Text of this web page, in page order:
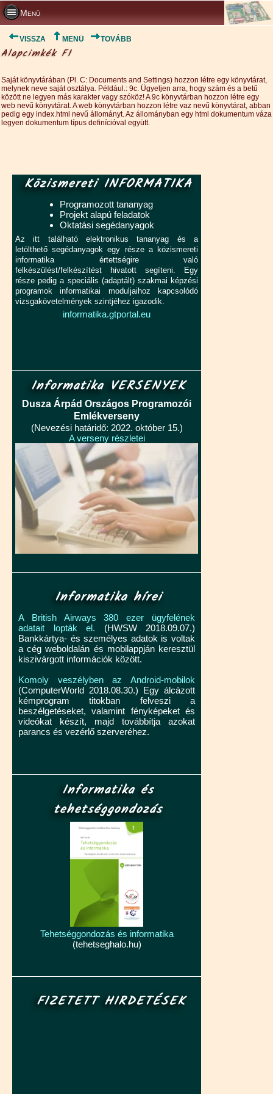
Menü
VISSZA MENÜ TOVÁBB
Alapcimkék F1
Saját könyvtárában (Pl. C: Documents and Settings) hozzon létre egy könyvtárat,
melynek neve saját osztálya. Például.: 9c. Ügyeljen arra, hogy szám és a betű
között ne legyen más karakter vagy szóköz! A 9c könyvtárban hozzon létre egy
web nevű könyvtárat. A web könyvtárban hozzon létre vaz nevű könyvtárat, abban
pedig egy index.html nevű állományt. Az állományban egy html dokumentum váza
legyen dokumentum típus definícióval együtt.
Közismereti INFORMATIKA
Programozott tananyag
Projekt alapú feladatok
Oktatási segédanyagok
Az itt található elektronikus tananyag és a
letölthető segédanyagok egy része a közismereti
informatika értettségire való
felkészülést/felkészítést hivatott segíteni. Egy
része pedig a speciális (adaptált) szakmai képzési
programok informatikai moduljaihoz kapcsolódó
vizsgakövetelmények szintjéhez igazodik.
informatika.gtportal.eu
Informatika VERSENYEK
Dusza Árpád Országos Programozói
Emlékverseny
(Nevezési határidő: 2022. október 15.)
A verseny részletei
Informatika hírei
A British Airways 380 ezer ügyfelének
adatait lopták el. (HWSW 2018.09.07.)
Bankkártya- és személyes adatok is voltak
a cég weboldalán és mobilappján keresztül
kiszivárgott információk között.
Komoly veszélyben az Android-mobilok
(ComputerWorld 2018.08.30.) Egy álcázott
kémprogram titokban felveszi a
beszélgetéseket, valamint fényképeket és
videókat készít, majd továbbítja azokat
parancs és vezérlő szerveréhez.
Informatika és
tehetséggondozás
Tehetséggondozás és informatika
(tehetseghalo.hu)
FIZETETT HIRDETÉSEK